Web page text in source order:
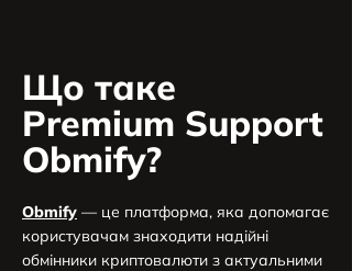
Що таке
Premium Support
Obmify?
Obmify — це платформа, яка допомагає
користувачам знаходити надійні
обмінники криптовалюти з актуальними